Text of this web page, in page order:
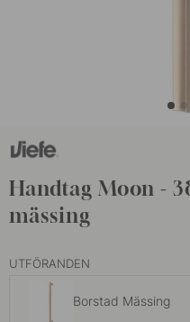
Handtag Moon -
mässing
UTFÖRANDEN
Borstad Mässing